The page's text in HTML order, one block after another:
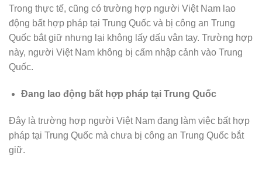
Trong thực tế, cũng có trường hợp người Việt Nam lao
động bất hợp pháp tại Trung Quốc và bị công an Trung
Quốc bắt giữ nhưng lại không lấy dấu vân tay. Trường hợp
này, người Việt Nam không bị cấm nhập cảnh vào Trung
Quốc.
Đang lao động bất hợp pháp tại Trung Quốc
Đây là trường hợp người Việt Nam đang làm việc bất hợp
pháp tại Trung Quốc mà chưa bị công an Trung Quốc bắt
giữ.